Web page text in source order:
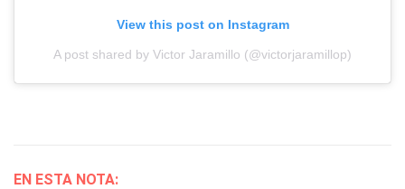
View this post on Instagram
A post shared by Victor Jaramillo (@victorjaramillop)
EN ESTA NOTA: